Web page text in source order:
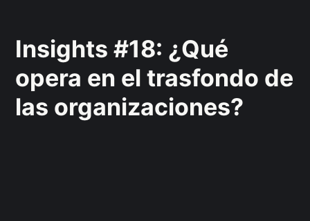
Insights #18: ¿Qué
opera en el trasfondo de
las organizaciones?